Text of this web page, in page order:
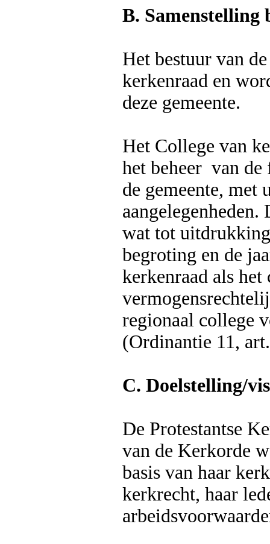
B. Samenstelling
Het bestuur van
kerkenraad en
deze gemeente.
Het College van
het beheer van de
de gemeente, met
wat tot
begroting en de
kerkenraad als
regionaal college
(Ordinantie 11,
C. Doelstelling/
De Protestantse
van de Kerkorde
basis van haar
kerkrecht, haar